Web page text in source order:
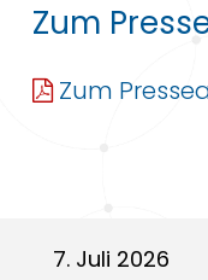
Zum
Zum
7. Juli 2026